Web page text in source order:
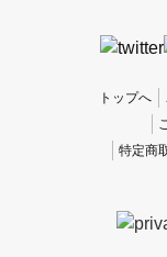
トップへ
特定商